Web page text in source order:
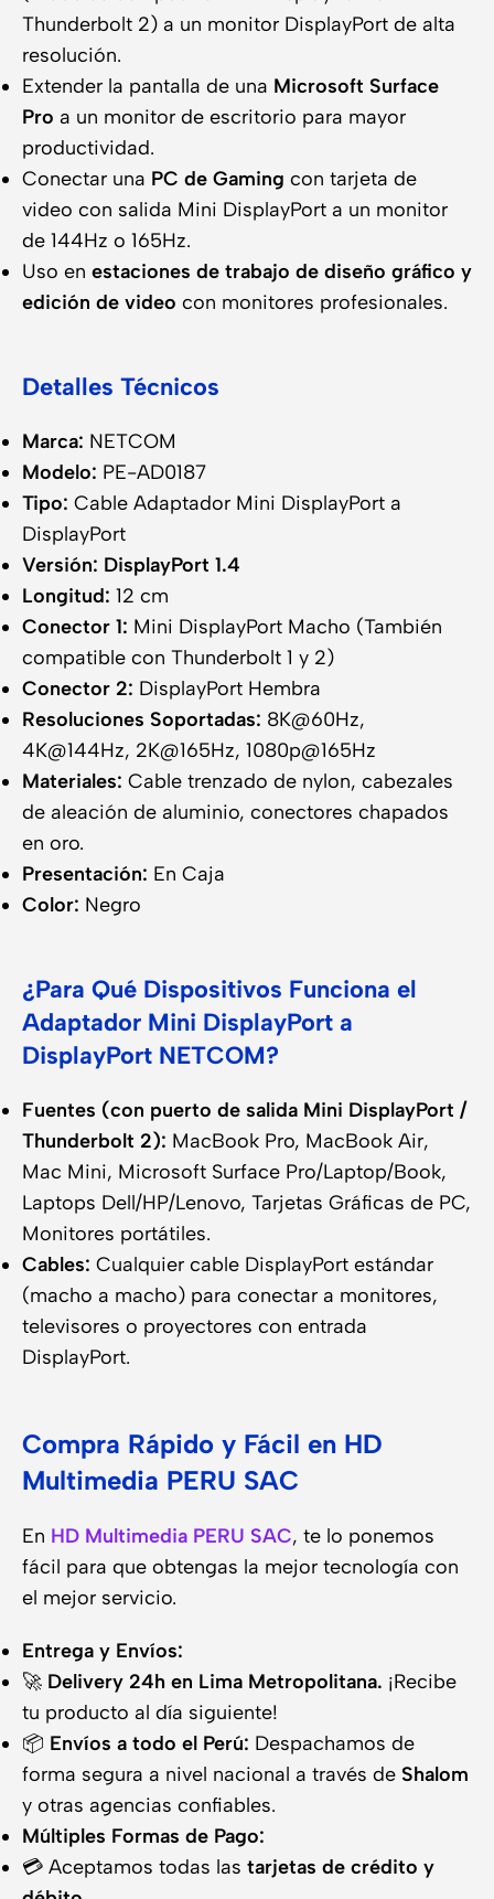
Thunderbolt 2) a un monitor DisplayPort de alta
resolución.
Extender la pantalla de una Microsoft Surface
Pro a un monitor de escritorio para mayor
productividad.
Conectar una PC de Gaming con tarjeta de
video con salida Mini DisplayPort a un monitor
de 144Hz o 165Hz.
Uso en estaciones de trabajo de diseño gráfico y
edición de video con monitores profesionales.
Detalles Técnicos
Marca: NETCOM
Modelo: PE-AD0187
Tipo: Cable Adaptador Mini DisplayPort a
DisplayPort
Versión: DisplayPort 1.4
Longitud: 12 cm
Conector 1: Mini DisplayPort Macho (También
compatible con Thunderbolt 1 y 2)
Conector 2: DisplayPort Hembra
Resoluciones Soportadas: 8K@60Hz,
4K@144Hz, 2K@165Hz, 1080p@165Hz
Materiales: Cable trenzado de nylon, cabezales
de aleación de aluminio, conectores chapados
en oro.
Presentación: En Caja
Color: Negro
¿Para Qué Dispositivos Funciona el
Adaptador Mini DisplayPort a
DisplayPort NETCOM?
Fuentes (con puerto de salida Mini DisplayPort /
Thunderbolt 2): MacBook Pro, MacBook Air,
Mac Mini, Microsoft Surface Pro/Laptop/Book,
Laptops Dell/HP/Lenovo, Tarjetas Gráficas de PC,
Monitores portátiles.
Cables: Cualquier cable DisplayPort estándar
(macho a macho) para conectar a monitores,
televisores o proyectores con entrada
DisplayPort.
Compra Rápido y Fácil en HD
Multimedia PERU SAC
En HD Multimedia PERU SAC, te lo ponemos
fácil para que obtengas la mejor tecnología con
el mejor servicio.
Entrega y Envíos:
🚀 Delivery 24h en Lima Metropolitana. ¡Recibe
tu producto al día siguiente!
📦 Envíos a todo el Perú: Despachamos de
forma segura a nivel nacional a través de Shalom
y otras agencias confiables.
Múltiples Formas de Pago:
💳 Aceptamos todas las tarjetas de crédito y